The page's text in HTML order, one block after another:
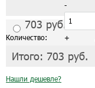
Количество:
-
+
703 руб./м²
Итого: 703 руб.
Нашли дешевле?